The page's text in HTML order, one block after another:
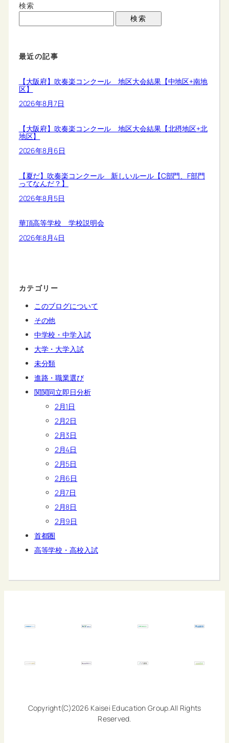
検索
検索
最近の記事
【大阪府】吹奏楽コンクール 地区大会結果【中地区+南地
区】
2026年8月7日
【大阪府】吹奏楽コンクール 地区大会結果【北摂地区+北
地区】
2026年8月6日
【夏だ】吹奏楽コンクール 新しいルール【C部門、F部門
ってなんだ？】
2026年8月5日
華頂高等学校 学校説明会
2026年8月4日
カテゴリー
このブログについて
その他
中学校・中学入試
大学・大学入試
未分類
進路・職業選び
関関同立即日分析
2月1日
2月2日
2月3日
2月4日
2月5日
2月6日
2月7日
2月8日
2月9日
首都圏
高等学校・高校入試
Copyright(C)2026 Kaisei Education Group.All Rights
Reserved.